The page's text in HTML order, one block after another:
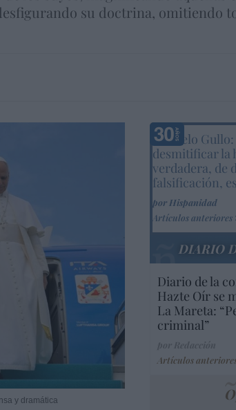
su doctrina, omitiendo
y dramática
Marcelo
desmitificar la
verdadera, de
falsificación,
por Hispanidad
Artículos anteriores
DIARIO
Diario de la
Hazte Oír se
La Mareta:
criminal”
Artículos